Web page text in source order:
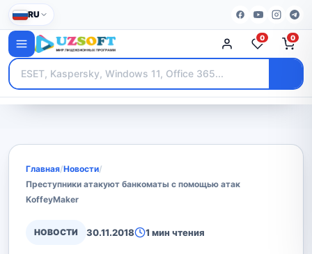
RU
0 0
Главная/Новости/
Преступники атакуют банкоматы с помощью атак
KoffeyMaker
НОВОСТИ 30.11.2018 1 мин чтения